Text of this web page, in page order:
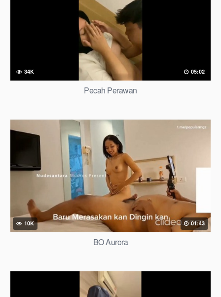
34K 05:02
Pecah Perawan
10K 01:43
BO Aurora